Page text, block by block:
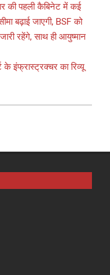
की पहली कैबिनेट में कई
बढ़ाई जाएगी, BSF को
रहेंगे, साथ ही आयुष्मान
इंफ्रास्ट्रक्चर का रिव्यू